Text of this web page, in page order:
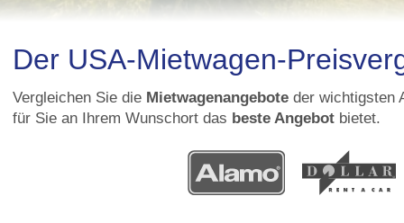
Der USA-Mietwagen-
Vergleichen Sie die Mietwagenangebote der wichtigsten
für Sie an Ihrem Wunschort das beste Angebot bietet.